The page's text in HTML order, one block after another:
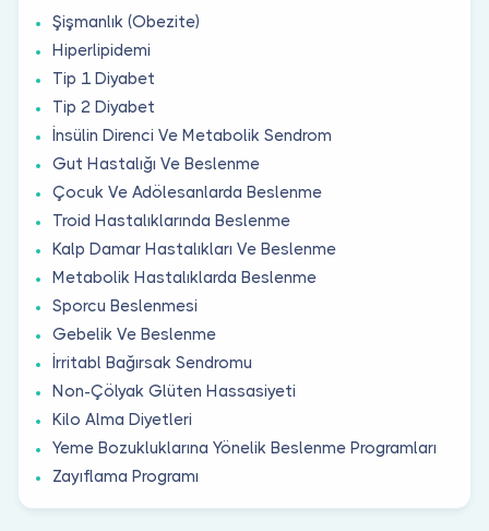
Şişmanlık (Obezite)
Hiperlipidemi
Tip 1 Diyabet
Tip 2 Diyabet
İnsülin Direnci Ve Metabolik Sendrom
Gut Hastalığı Ve Beslenme
Çocuk Ve Adölesanlarda Beslenme
Troid Hastalıklarında Beslenme
Kalp Damar Hastalıkları Ve Beslenme
Metabolik Hastalıklarda Beslenme
Sporcu Beslenmesi
Gebelik Ve Beslenme
İrritabl Bağırsak Sendromu
Non-Çölyak Glüten Hassasiyeti
Kilo Alma Diyetleri
Yeme Bozukluklarına Yönelik Beslenme Programları
Zayıflama Programı